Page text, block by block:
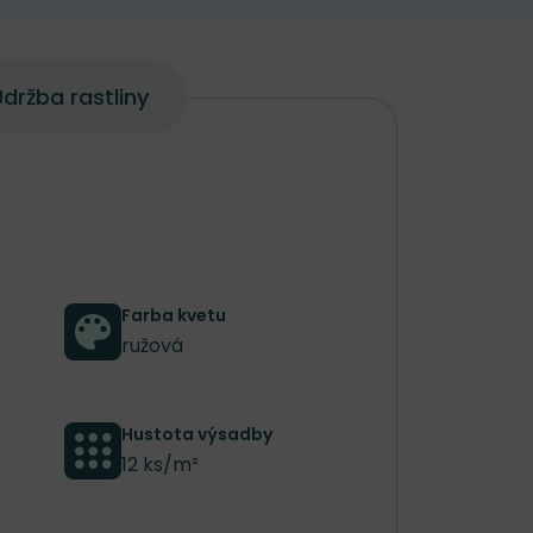
rastliny
Farba kvetu
ružová
Hustota výsadby
12 ks/m²